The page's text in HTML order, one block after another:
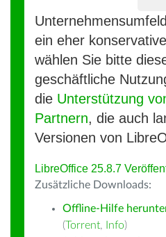
ein eher
wählen Sie bitte
geschäftliche
die Unterstützung
Partnern, die auch
Versionen von
LibreOffice 25.8.7
Zusätzliche Downloads:
Offline-Hilfe
(Torrent, Info)